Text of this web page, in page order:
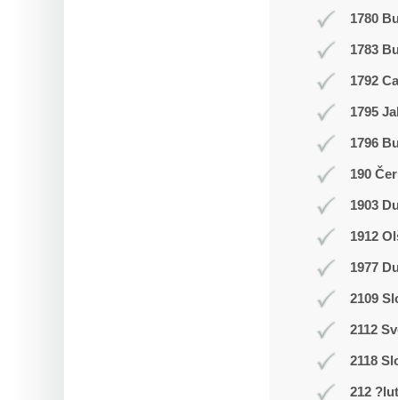
1780
1783
1792
1795
1796
190
1903
1912
1977
2109
2112
2118
212 ?lut